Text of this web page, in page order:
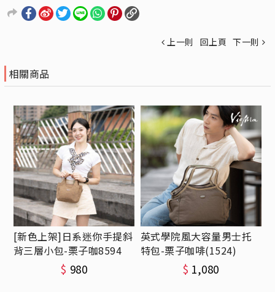
上一則 回上頁 下一則
相關商品
[新色上架]日系迷你手提斜
背三層小包-栗子咖8594
$ 980
英式學院風大容量男士托
特包-栗子咖啡(1524)
$ 1,080